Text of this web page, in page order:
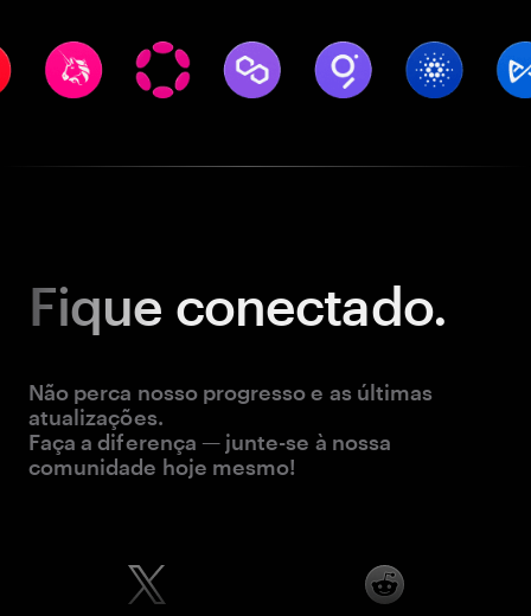
Fique conectado.
Não perca nosso progresso e as últimas
atualizações.
Faça a diferença — junte-se à nossa
comunidade hoje mesmo!